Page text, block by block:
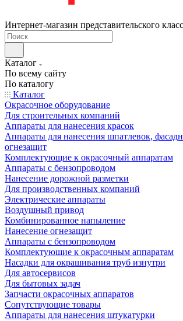
Интернет-магазин представительского
Каталог
По всему сайту
По каталогу
Каталог
Окрасочное оборудование
Для строительных компаний
Аппараты для нанесения красок
Аппараты для нанесения шпатлевок,
огнезащит
Комплектующие к окрасочный аппаратам
Аппараты с бензопроводом
Нанесение дорожной разметки
Для производственных компаний
Электрические аппараты
Воздушный привод
Комбинированное напыление
Нанесение огнезащит
Аппараты с бензопроводом
Комплектующие к окрасочным аппаратам
Насадки для окрашивания труб изнутри
Для автосервисов
Для бытовых задач
Запчасти окрасочных аппаратов
Сопутствующие товары
Аппараты для нанесения штукатурки